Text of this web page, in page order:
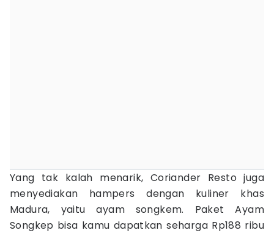
Yang tak kalah menarik, Coriander Resto juga
menyediakan hampers dengan kuliner khas
Madura, yaitu ayam songkem. Paket Ayam
Songkep bisa kamu dapatkan seharga Rp188 ribu